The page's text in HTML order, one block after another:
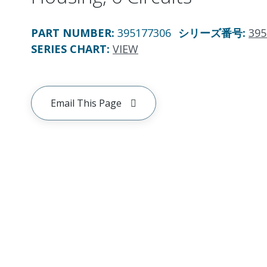
PART NUMBER: 395177306 シリーズ番号:
SERIES CHART: VIEW
Email This Page